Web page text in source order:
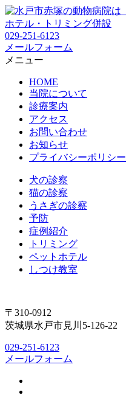
029-251-6123
メールフォーム
メニュー
HOME
当院について
診療案内
アクセス
お問い合わせ
お知らせ
プライバシーポリシー
犬の診察
猫の診察
うさぎの診察
予防
症例紹介
トリミング
ペットホテル
しつけ教室
〒310-0912
茨城県水戸市見川5-126-22
029-251-6123
メールフォーム